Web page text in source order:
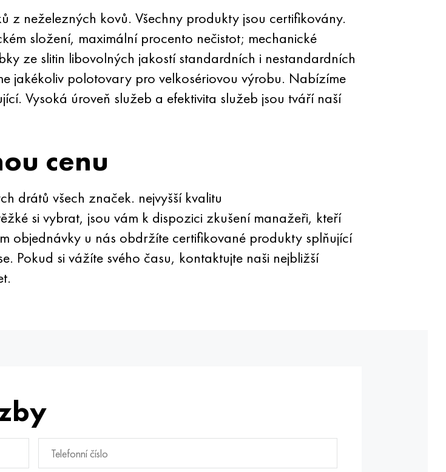
z neželezných kovů. Všechny produkty jsou certifikovány.
složení, maximální procento nečistot; mechanické
ze slitin libovolných jakostí standardních i nestandardních
jakékoliv polotovary pro velkosériovou výrobu. Nabízíme
Vysoká úroveň služeb a efektivita služeb jsou tváří naší
cenu
drátů všech značek. nejvyšší kvalitu
si vybrat, jsou vám k dispozici zkušení manažeři, kteří
objednávky u nás obdržíte certifikované produkty splňující
Pokud si vážíte svého času, kontaktujte naši nejbližší